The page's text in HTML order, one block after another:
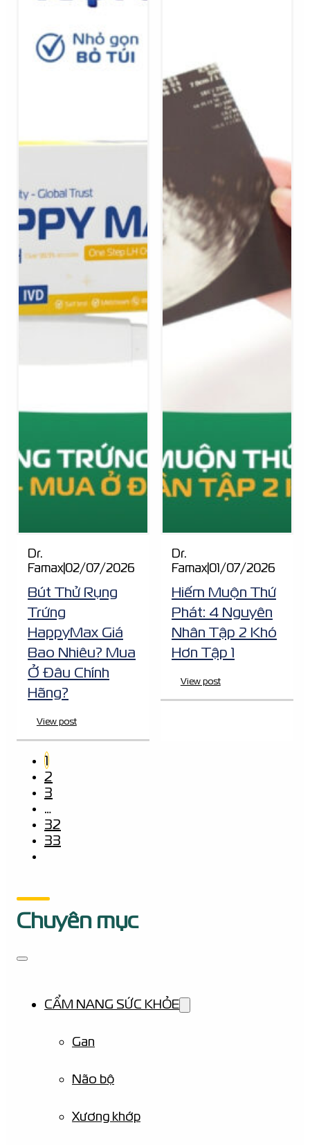
Dr.
Famax|02/07/2026
Bút Thử Rụng
Trứng
HappyMax Giá
Bao Nhiêu? Mua
Ở Đâu Chính
Hãng?
View post
Dr.
Famax|01/07/2026
Hiếm Muộn Thứ
Phát: 4 Nguyên
Nhân Tập 2 Khó
Hơn Tập 1
View post
1
2
3
…
32
33
Chuyên mục
CẨM NANG SỨC KHỎE
Gan
Não bộ
Xương khớp